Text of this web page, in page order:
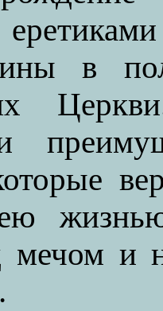
в
и